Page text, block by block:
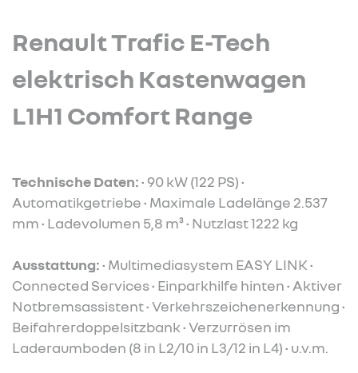
Renault Trafic E-Tech
elektrisch Kastenwagen
L1H1 Comfort Range
Technische Daten:• 90 kW (122 PS) •
Automatikgetriebe • Maximale Ladelänge 2.537
mm • Ladevolumen 5,8 m³ • Nutzlast 1222 kg
Ausstattung:• Multimediasystem EASY LINK •
Connected Services • Einparkhilfe hinten • Aktiver
Notbremsassistent • Verkehrszeichenerkennung •
Beifahrerdoppelsitzbank • Verzurrösen im
Laderaumboden (8 in L2/10 in L3/12 in L4) • u.v.m.